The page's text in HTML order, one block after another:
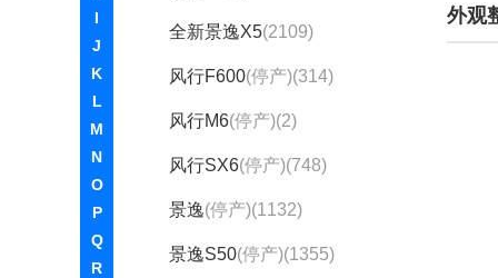
I
J
K
L
M
N
O
P
Q
R
全新景逸X5(2109)
风行F600(停产)(314)
风行M6(停产)(2)
风行SX6(停产)(748)
景逸(停产)(1132)
景逸S50(停产)(1355)
外观